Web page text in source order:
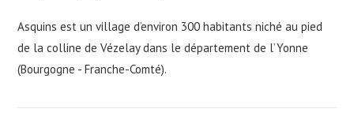
Asquins est un village d’environ 300 habitants niché au pied
de la colline de Vézelay dans le département de l’Yonne
(Bourgogne - Franche-Comté).